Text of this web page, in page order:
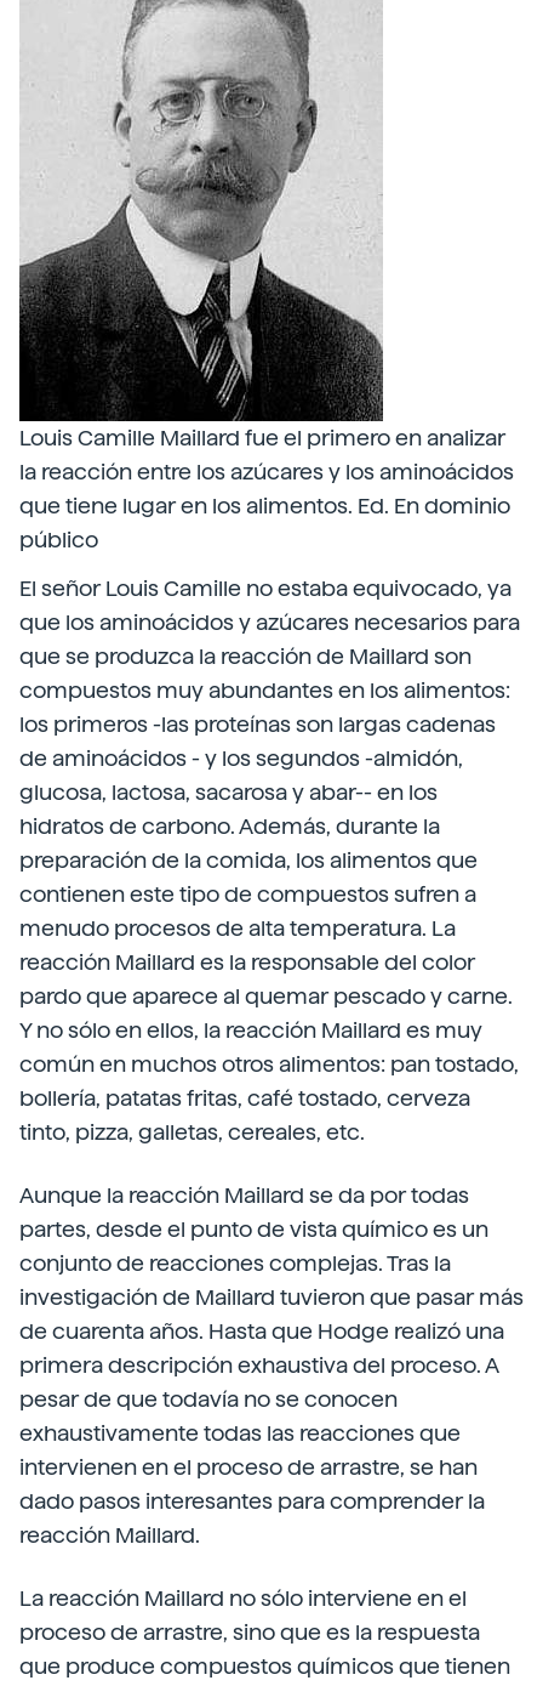
Louis Camille Maillard fue el primero en analizar
la reacción entre los azúcares y los aminoácidos
que tiene lugar en los alimentos. Ed. En dominio
público
El señor Louis Camille no estaba equivocado, ya
que los aminoácidos y azúcares necesarios para
que se produzca la reacción de Maillard son
compuestos muy abundantes en los alimentos:
los primeros -las proteínas son largas cadenas
de aminoácidos - y los segundos -almidón,
glucosa, lactosa, sacarosa y abar-- en los
hidratos de carbono. Además, durante la
preparación de la comida, los alimentos que
contienen este tipo de compuestos sufren a
menudo procesos de alta temperatura. La
reacción Maillard es la responsable del color
pardo que aparece al quemar pescado y carne.
Y no sólo en ellos, la reacción Maillard es muy
común en muchos otros alimentos: pan tostado,
bollería, patatas fritas, café tostado, cerveza
tinto, pizza, galletas, cereales, etc.
Aunque la reacción Maillard se da por todas
partes, desde el punto de vista químico es un
conjunto de reacciones complejas. Tras la
investigación de Maillard tuvieron que pasar más
de cuarenta años. Hasta que Hodge realizó una
primera descripción exhaustiva del proceso. A
pesar de que todavía no se conocen
exhaustivamente todas las reacciones que
intervienen en el proceso de arrastre, se han
dado pasos interesantes para comprender la
reacción Maillard.
La reacción Maillard no sólo interviene en el
proceso de arrastre, sino que es la respuesta
que produce compuestos químicos que tienen